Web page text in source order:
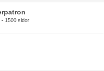
1500 sidor